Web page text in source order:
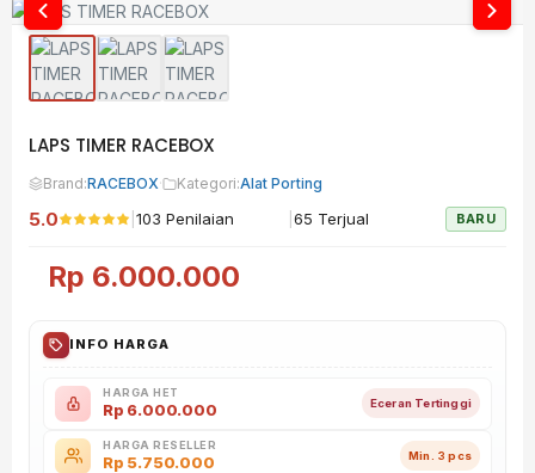
LAPS TIMER RACEBOX
Brand:RACEBOX· Kategori:Alat Porting
5.0 103 Penilaian 65 Terjual BARU
Rp 6.000.000
INFO HARGA
HARGA HET
Rp 6.000.000 Eceran Tertinggi
HARGA RESELLER
Rp 5.750.000 Min. 3 pcs